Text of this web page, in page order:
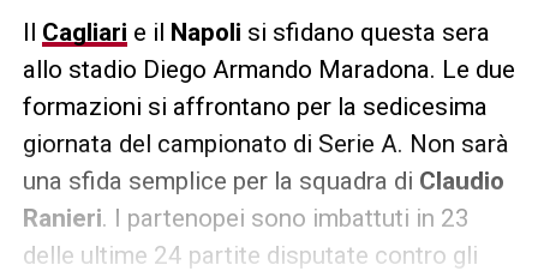
Il Cagliari e il Napoli si sfidano questa sera
allo stadio Diego Armando Maradona. Le due
formazioni si affrontano per la sedicesima
giornata del campionato di Serie A. Non sarà
una sfida semplice per la squadra di Claudio
Ranieri. I partenopei sono imbattuti in 23
delle ultime 24 partite disputate contro gli